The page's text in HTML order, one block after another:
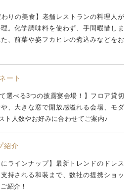
わりの美食】老舗レストランの料理人が
。化学調味料を使わず、手間暇惜しま
、前菜や姿フカヒレの煮込みなどをお
ート
選べる3つの披露宴会場！】フロア貸切
、大きな窓で開放感溢れる会場、モダ
ト人数やお好みに合わせてご案内♪
紹介
にラインナップ】最新トレンドのドレス
持される和装まで、数社の提携ショッ
紹介！